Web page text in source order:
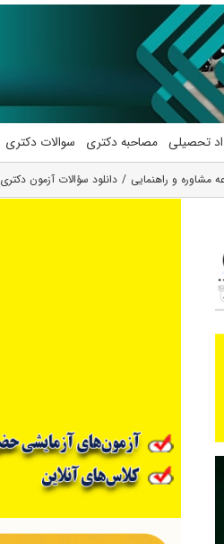
تحصیلی مصاحبه دکتری سوالات دکتری
مشاوره و راهنمایی دانلود سؤالات آزمون دکتری ۹۵ مجموعه مشاوره کد ۲۱۱۲